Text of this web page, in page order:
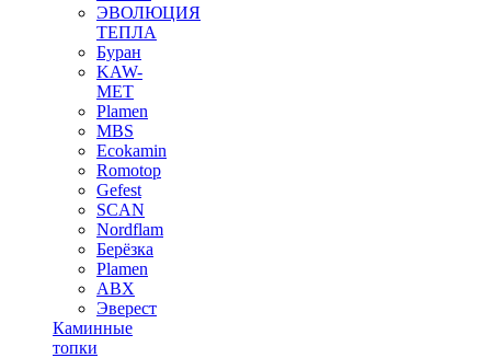
ЭВОЛЮЦИЯ
ТЕПЛА
Буран
KAW-
MET
Plamen
MBS
Ecokamin
Romotop
Gefest
SCAN
Nordflam
Берёзка
Plamen
ABX
Эверест
Каминные
топки